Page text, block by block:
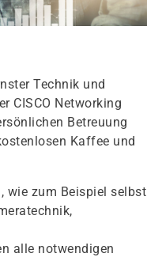
Technik und
CISCO Networking
Betreuung
Kaffee und
wie zum Beispiel selbst
alle notwendigen